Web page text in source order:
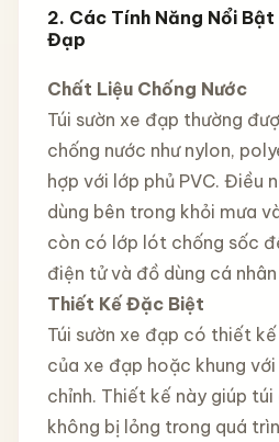
2. Các Tính Năng Nổi Bật
Đạp
Chất Liệu Chống Nước
Túi sườn xe đạp thường
chống nước như nylon,
hợp với lớp phủ PVC. Điều
dùng bên trong khỏi mưa
còn có lớp lót chống sốc
điện tử và đồ dùng cá
Thiết Kế Đặc Biệt
Túi sườn xe đạp có thiết
của xe đạp hoặc khung
chỉnh. Thiết kế này giúp
không bị lỏng trong quá